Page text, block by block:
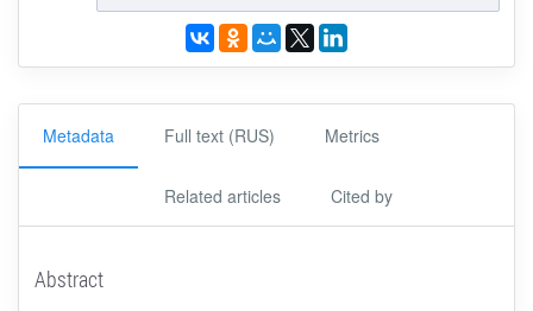
Metadata Full text (RUS) Metrics
Related articles Cited by
Abstract